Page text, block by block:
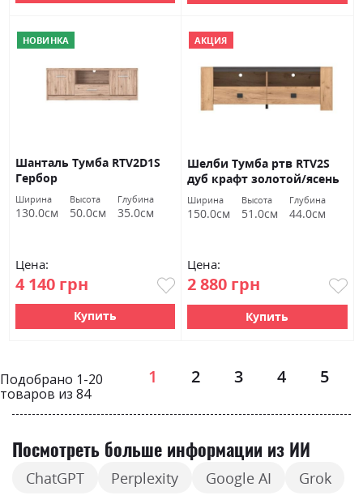
НОВИНКА
Шанталь Тумба RTV2D1S
Гербор
Ширина
130.0см
Высота
50.0см
Глубина
35.0см
Цена:
4 140 грн
Купить
АКЦИЯ
Шелби Тумба ртв RTV2S
дуб крафт золотой/ясень
серфсайд железный
Гербор
Ширина
150.0см
Высота
51.0см
Глубина
44.0см
Цена:
2 880 грн
Купить
Подобрано 1-20
товаров из 84
Страница
1 2 3 4 5
Посмотреть больше информации из ИИ
ChatGPT Perplexity Google AI Grok